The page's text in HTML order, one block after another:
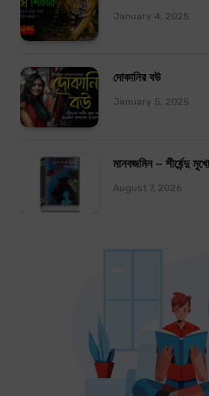
January 4, 2025
দোকানির বউ
January 5, 2025
মানবজমিন – শীর্ষেন্দু
August 7, 2026